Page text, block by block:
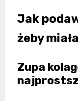
Jak
żeby
Zupa